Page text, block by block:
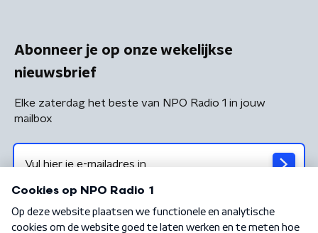
Abonneer je op onze wekelijkse
nieuwsbrief
Elke zaterdag het beste van NPO Radio 1 in jouw
mailbox